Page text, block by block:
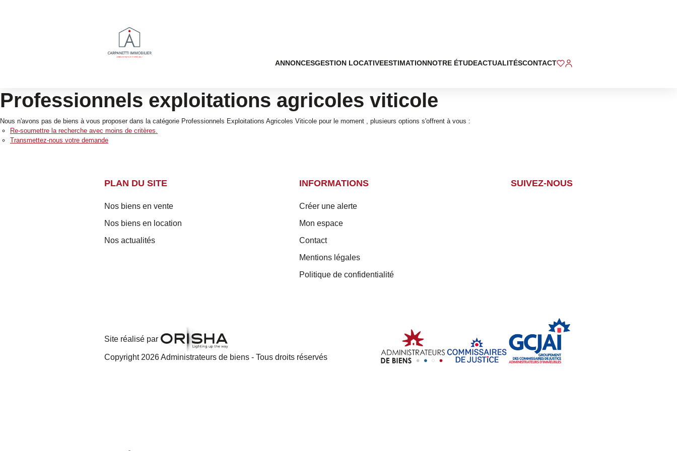
ANNONCESGESTION LOCATIVEESTIMATIONNOTRE ÉTUDEACTUALITÉSCONTACT
Professionnels exploitations agricoles viticole
Nous n'avons pas de biens à vous proposer dans la catégorie Professionnels Exploitations Agricoles Viticole pour le moment , plusieurs options s'offrent à vous :
Re-soumettre la recherche avec moins de critères.
Transmettez-nous votre demande
PLAN DU SITE
Nos biens en vente
Nos biens en location
Nos actualités
INFORMATIONS
Créer une alerte
Mon espace
Contact
Mentions légales
Politique de confidentialité
SUIVEZ-NOUS
Site réalisé par
Copyright 2026 Administrateurs de biens - Tous droits réservés